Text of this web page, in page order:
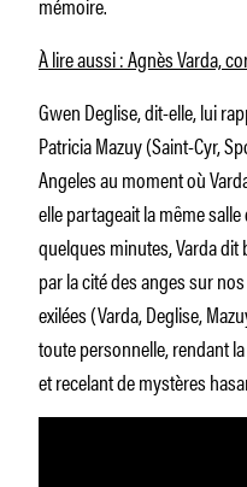
À lire aussi : Agnès Varda,
Gwen Deglise, dit-elle, lui
Patricia Mazuy (Saint-Cyr,
Angeles au moment où
elle partageait la même
quelques minutes, Varda
par la cité des anges sur
exilées(Varda, Deglise,
toute personnelle, rendant
et recelant de mystères